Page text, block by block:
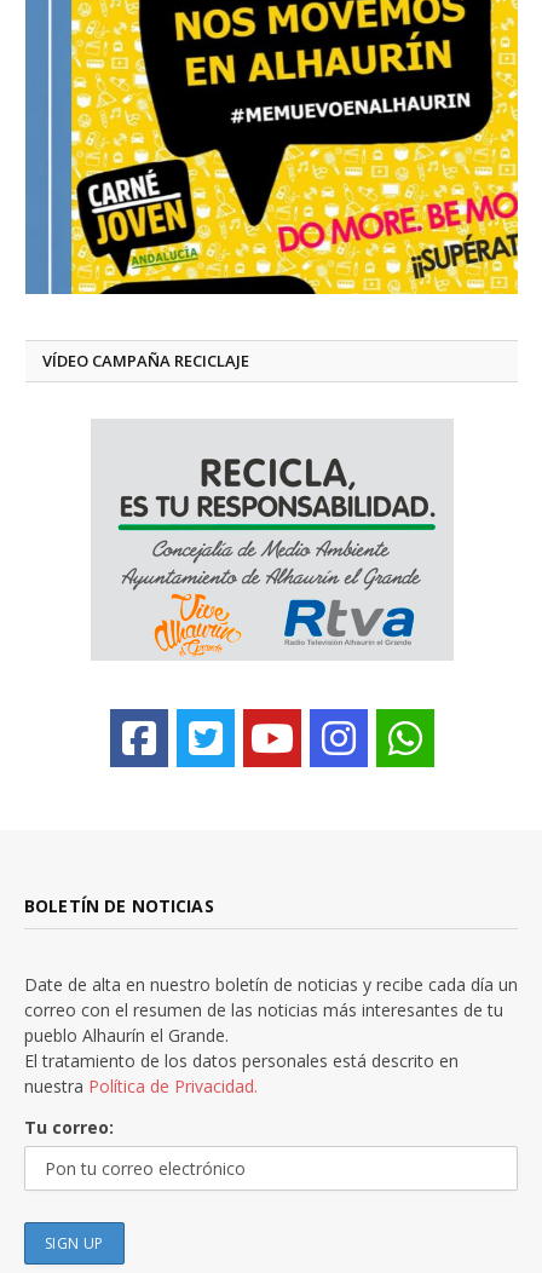
VÍDEO CAMPAÑA RECICLAJE
BOLETÍN DE NOTICIAS
Date de alta en nuestro boletín de noticias y recibe cada día un
correo con el resumen de las noticias más interesantes de tu
pueblo Alhaurín el Grande.
El tratamiento de los datos personales está descrito en
nuestra Política de Privacidad.
Tu correo: